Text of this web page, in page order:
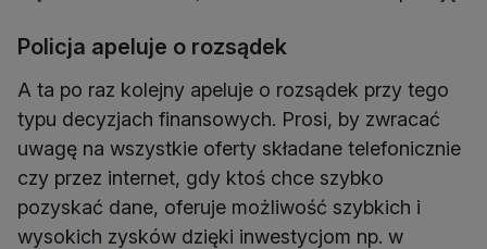
Policja apeluje o rozsądek
A ta po raz kolejny apeluje o rozsądek przy tego
typu decyzjach finansowych. Prosi, by zwracać
uwagę na wszystkie oferty składane telefonicznie
czy przez internet, gdy ktoś chce szybko
pozyskać dane, oferuje możliwość szybkich i
wysokich zysków dzięki inwestycjom np. w